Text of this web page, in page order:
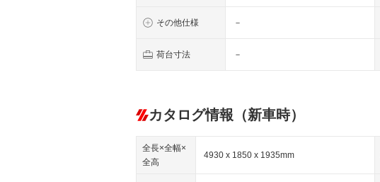
その他仕様 －
荷台寸法 －
カタログ情報（新車時）
全長×全幅×
全高
4930 x 1850 x 1935mm